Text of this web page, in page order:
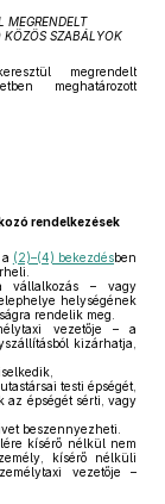
MEGRENDELT
KÖZÖS SZABÁLYOK
megrendelt
meghatározott
rendelkezések
(2)–(4) bekezdésben
vállalkozás – vagy
helységének
rendelik meg.
vezetője – a
kizárhatja,
testi épségét,
az épségét sérti, vagy
beszennyezheti.
kísérő nélkül nem
kísérő nélküli
vezetője –